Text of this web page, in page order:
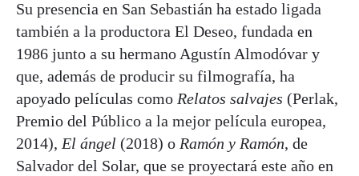
Su presencia en San Sebastián ha estado ligada
también a la productora El Deseo, fundada en
1986 junto a su hermano Agustín Almodóvar y
que, además de producir su filmografía, ha
apoyado películas como Relatos salvajes (Perlak,
Premio del Público a la mejor película europea,
2014), El ángel (2018) o Ramón y Ramón, de
Salvador del Solar, que se proyectará este año en